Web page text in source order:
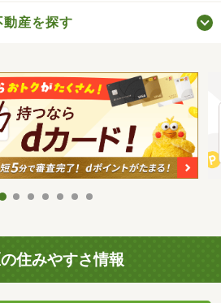
産を探す
住みやすさ情報